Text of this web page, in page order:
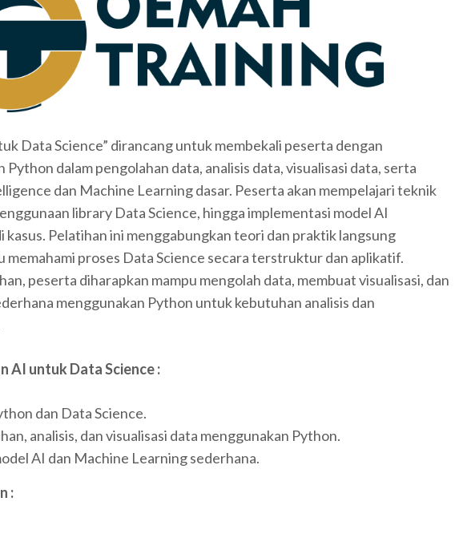
Data Science” dirancang untuk membekali peserta dengan
Python dalam pengolahan data, analisis data, visualisasi data, serta
dan Machine Learning dasar. Peserta akan mempelajari teknik
library Data Science, hingga implementasi model AI
kasus. Pelatihan ini menggabungkan teori dan praktik langsung
memahami proses Data Science secara terstruktur dan aplikatif.
peserta diharapkan mampu mengolah data, membuat visualisasi, dan
menggunakan Python untuk kebutuhan analisis dan
AI untuk Data Science:
dan Data Science.
analisis, dan visualisasi data menggunakan Python.
AI dan Machine Learning sederhana.
: